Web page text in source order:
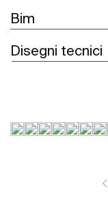
Bim
Disegni tecnici